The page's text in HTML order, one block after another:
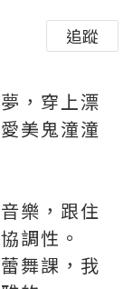
追蹤
，穿上漂
美鬼潼潼
樂，跟住
調性。
舞課，我